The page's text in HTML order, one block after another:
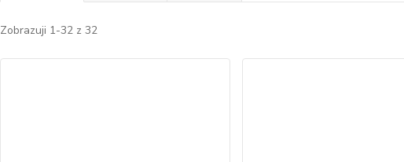
Zobrazuji 1-32 z 32